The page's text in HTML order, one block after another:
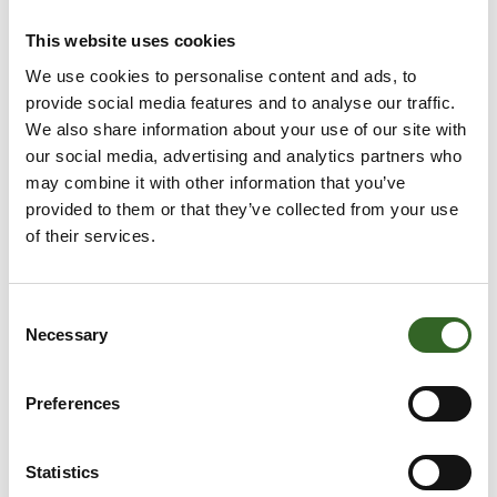
This website uses cookies
We use cookies to personalise content and ads, to
provide social media features and to analyse our traffic.
We also share information about your use of our site with
our social media, advertising and analytics partners who
may combine it with other information that you’ve
provided to them or that they’ve collected from your use
of their services.
Selection
Necessary
Preferences
Statistics
Lajittele jätekuorma ennakkoon
jätelajeittain lajitteluohjeiden mukaisesti.
Kuorman purku sujuu joutuisammin.
Aja kiertotalouskeskus Matkus
Luupissa kaistalle, joka ohjaa sinut
uudelleenkäyttö- ja lajittelualueelle.
Jätä uudelleenkäyttöön soveltuvat tavarat ja
Aja lajitteluasemalle ja lajittele kuorma oikeille
purkupaikoille. Vie vaaralliset jätteet erilliseen
vastaanottorakennukseen, joka sijaitsee
USEIN KYSYTTYÄ MATKUKSEN
LAJITTELUASEMASTA